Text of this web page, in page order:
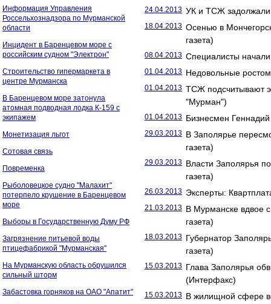
Информация Управления
Россельхознадзора по Мурманской
области
Инцидент в Баренцевом море с
российским судном "Электрон"
Строительство гипермаркета в
центре Мурманска
В Баренцевом море затонула
атомная подводная лодка К-159 с
экипажем
Монетизация льгот
Сотовая связь
Повременка
Рыболовецкое судно "Малахит"
потерпело крушение в Баренцевом
море
Выборы в Государственную Думу РФ
Загрязнение питьевой воды
птицефабрикой "Мурманская"
На Мурманскую область обрушился
сильный шторм
Забастовка горняков на ОАО "Апатит"
24.04.2013 УК и ТСЖ задолжали
18.04.2013 Осенью в
газета)
08.04.2013 Специалисты
01.04.2013 Недовольные
01.04.2013 ТСЖ подсчитывают
"Мурман")
01.04.2013 Бизнесмен
29.03.2013 В Заполярье
газета)
29.03.2013 Власти Заполярья
газета)
26.03.2013 Эксперты:
21.03.2013 В Мурманске вдвое
газета)
18.03.2013 Губернатор
газета)
15.03.2013 Глава Заполярья
(Интерфакс)
15.03.2013 В жилищной сфере